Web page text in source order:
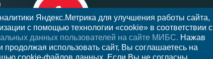
Региональные центры
Вакансии
Документы
Яндекс.Метрика для улучшения работы сайта,
с помощью технологии «cookie» в соответствии с
данных пользователей на сайте МИБС. Нажав
продолжая использовать сайт, Вы соглашаетесь на
cookie-файлов данных. Если Вы не согласны,